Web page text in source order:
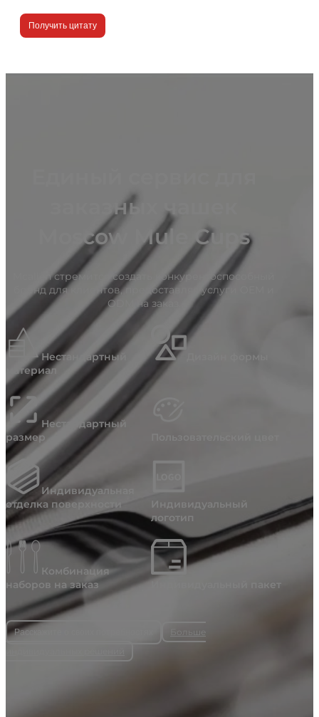
Получить цитату
заказных чашек
Moscow Mule Cups
Mcallen стремится создать конкурентоспособный
бренд для клиентов, предоставляя услуги OEM и
ODM на заказ.
Нестандартный
материал
Нестандартный
размер
Индивидуальная
отделка поверхности
Индивидуальный
логотип
Комбинация
наборов на заказ
Индивидуальный пакет
Расскажите о своих потребностях